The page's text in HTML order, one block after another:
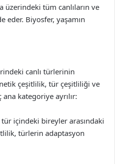
tüm canlıların ve
eder. Biyosfer, yaşamın
canlı türlerinin
çeşitlilik, tür çeşitliliği ve
kategoriye ayrılır:
içindeki bireyler arasındaki
türlerin adaptasyon